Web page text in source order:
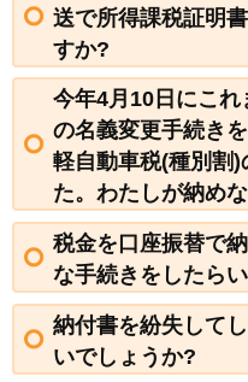
送で所得課税証明
すか?
今年4月10日にこ
の名義変更手続き
軽自動車税(種別割)
た。わたしが納め
税金を口座振替で
な手続きをしたら
納付書を紛失して
いでしょうか?